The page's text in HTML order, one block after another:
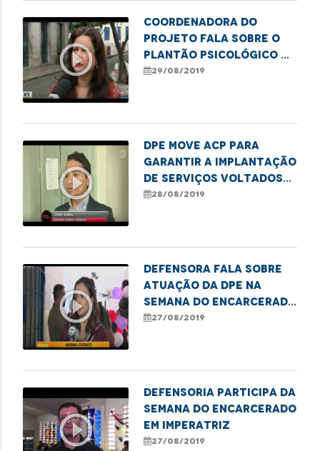
play_circle_outline
Coordenadora do
projeto fala sobre o
Plantão Psicológico na
Defensoria
29/08/2019
play_circle_outline
DPE move ACP para
garantir a implantação
de serviços voltados
ao tratamento de
28/08/2019
play_circle_outline
Defensora fala sobre
atuação da DPE na
Semana do Encarcerado
em Imperatriz
27/08/2019
play_circle_outline
Defensoria participa da
Semana do Encarcerado
em Imperatriz
27/08/2019